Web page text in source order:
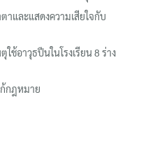
ต 6.5% กวาดรายได้ 2.3 หมื่น
ร้อมส่ง 4 แบรนด์ใหม่บุกตลาดไทย
าและแสดงความเสียใจกับ
ช้อาวุธปืนในโรงเรียน 8 ร่าง